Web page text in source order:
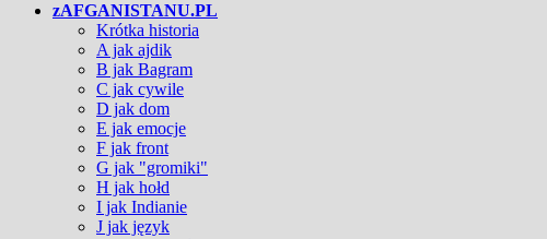
zAFGANISTANU.PL
Krótka historia
A jak ajdik
B jak Bagram
C jak cywile
D jak dom
E jak emocje
F jak front
G jak "gromiki"
H jak hołd
I jak Indianie
J jak język